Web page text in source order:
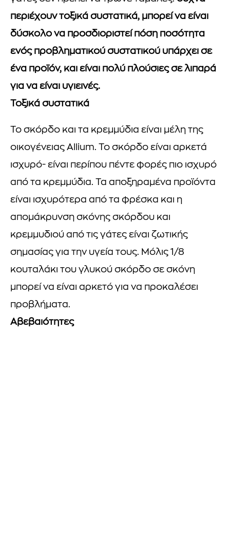
περιέχουν τοξικά συστατικά, μπορεί να είναι
δύσκολο να προσδιοριστεί πόση ποσότητα
ενός προβληματικού συστατικού υπάρχει σε
ένα προϊόν, και είναι πολύ πλούσιες σε λιπαρά
για να είναι υγιεινές.
Τοξικά συστατικά
Το σκόρδο και τα κρεμμύδια είναι μέλη της
οικογένειας Allium. Το σκόρδο είναι αρκετά
ισχυρό- είναι περίπου πέντε φορές πιο ισχυρό
από τα κρεμμύδια. Τα αποξηραμένα προϊόντα
είναι ισχυρότερα από τα φρέσκα και η
απομάκρυνση σκόνης σκόρδου και
κρεμμυδιού από τις γάτες είναι ζωτικής
σημασίας για την υγεία τους. Μόλις 1/8
κουταλάκι του γλυκού σκόρδο σε σκόνη
μπορεί να είναι αρκετό για να προκαλέσει
προβλήματα.
Αβεβαιότητες